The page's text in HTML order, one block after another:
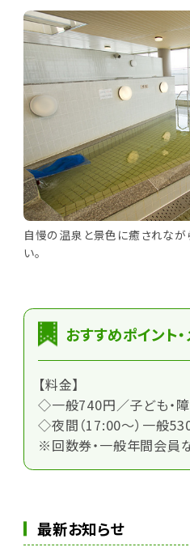
自慢の温泉と景色に癒されなが
い。
おすすめポイント
【料金】
◇一般740円／子ども・
◇夜間（17:00～）一般
※回数券・一般年間会員
最新お知らせ